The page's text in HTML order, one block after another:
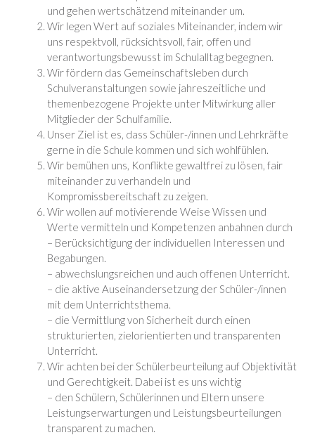
und gehen wertschätzend miteinander um.
Wir legen Wert auf soziales Miteinander, indem wir
uns respektvoll, rücksichtsvoll, fair, offen und
verantwortungsbewusst im Schulalltag begegnen.
Wir fördern das Gemeinschaftsleben durch
Schulveranstaltungen sowie jahreszeitliche und
themenbezogene Projekte unter Mitwirkung aller
Mitglieder der Schulfamilie.
Unser Ziel ist es, dass Schüler-/innen und Lehrkräfte
gerne in die Schule kommen und sich wohlfühlen.
Wir bemühen uns, Konflikte gewaltfrei zu lösen, fair
miteinander zu verhandeln und
Kompromissbereitschaft zu zeigen.
Wir wollen auf motivierende Weise Wissen und
Werte vermitteln und Kompetenzen anbahnen durch
– Berücksichtigung der individuellen Interessen und
Begabungen.
– abwechslungsreichen und auch offenen Unterricht.
– die aktive Auseinandersetzung der Schüler-/innen
mit dem Unterrichtsthema.
– die Vermittlung von Sicherheit durch einen
strukturierten, zielorientierten und transparenten
Unterricht.
Wir achten bei der Schülerbeurteilung auf Objektivität
und Gerechtigkeit. Dabei ist es uns wichtig
– den Schülern, Schülerinnen und Eltern unsere
Leistungserwartungen und Leistungsbeurteilungen
transparent zu machen.